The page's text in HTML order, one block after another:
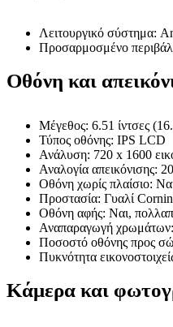
Λειτουργικό σύστημα:
Προσαρμοσμένο
Οθόνη και
Μέγεθος: 6.51 ίντσες
Τύπος οθόνης: IPS LCD
Ανάλυση: 720 x 1600
Αναλογία απεικόνισης:
Οθόνη χωρίς πλαίσιο:
Προστασία: Γυαλί
Οθόνη αφής: Ναι,
Αναπαραγωγή
Ποσοστό οθόνης προς
Πυκνότητα
Κάμερα και